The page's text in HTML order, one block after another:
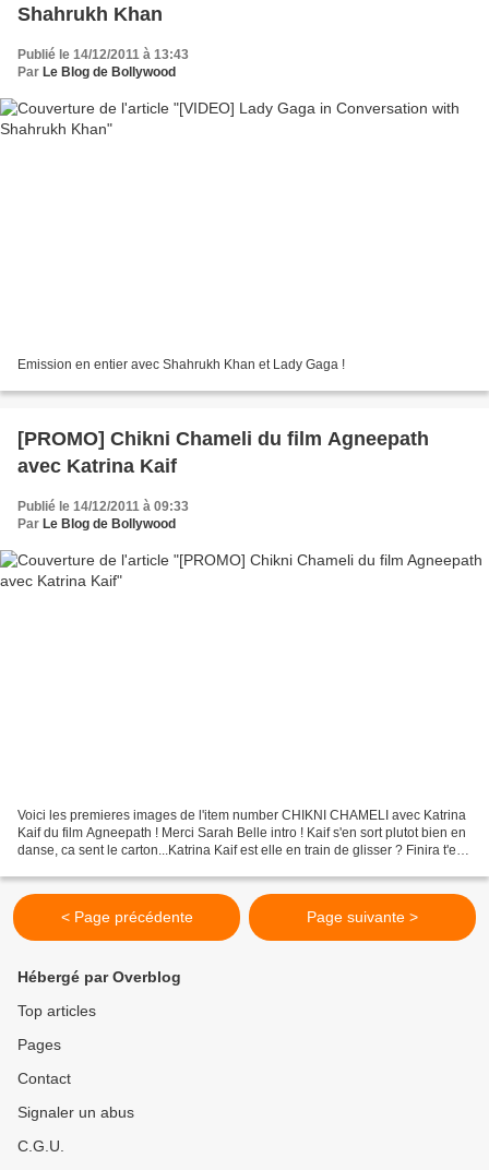
Shahrukh Khan
Publié le 14/12/2011 à 13:43
Par Le Blog de Bollywood
Emission en entier avec Shahrukh Khan et Lady Gaga !
[PROMO] Chikni Chameli du film Agneepath
avec Katrina Kaif
Publié le 14/12/2011 à 09:33
Par Le Blog de Bollywood
Voici les premieres images de l'item number CHIKNI CHAMELI avec Katrina
Kaif du film Agneepath ! Merci Sarah Belle intro ! Kaif s'en sort plutot bien en
danse, ca sent le carton...Katrina Kaif est elle en train de glisser ? Finira t'elle
< Page précédente Page suivante >
Hébergé par Overblog
Top articles
Pages
Contact
Signaler un abus
C.G.U.